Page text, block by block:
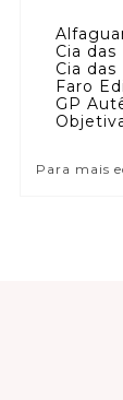
Cia das
Cia
Faro
GP
Para mais